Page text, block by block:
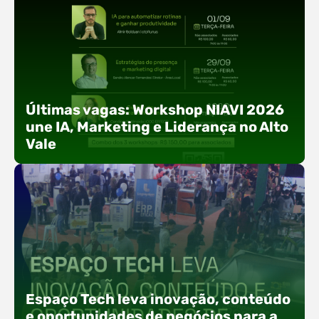
Últimas vagas: Workshop NIAVI 2026
une IA, Marketing e Liderança no Alto
Vale
Com o objetivo de impulsionar a produtividade, a
presença digital e a gestão nas empresas do
Alto Vale, o Núcleo de Tecnologia da Informação
Espaço Tech leva inovação, conteúdo